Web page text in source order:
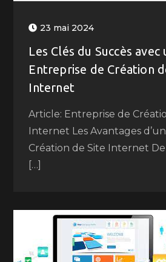
23 mai 2024
Les Clés du Succès avec
Entreprise de Création
Internet
Article: Entreprise de
Internet Les Avantages
Création de Site Internet De
[…]